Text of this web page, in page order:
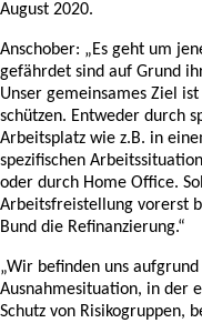
August 2020.
Anschober: „Es geht um
gefährdet sind auf Grund
Unser gemeinsames Ziel
schützen. Entweder durch
Arbeitsplatz wie z.B. in
spezifischen
oder durch Home Office.
Arbeitsfreistellung vorerst
Bund die Refinanzierung.“
„Wir befinden uns
Ausnahmesituation, in der
Schutz von Risikogruppen,